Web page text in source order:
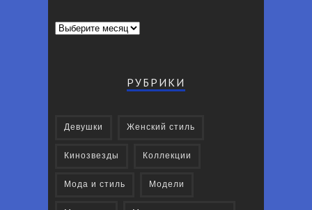
Архивы
РУБРИКИ
Девушки Женский стиль
Кинозвезды Коллекции
Мода и стиль Модели